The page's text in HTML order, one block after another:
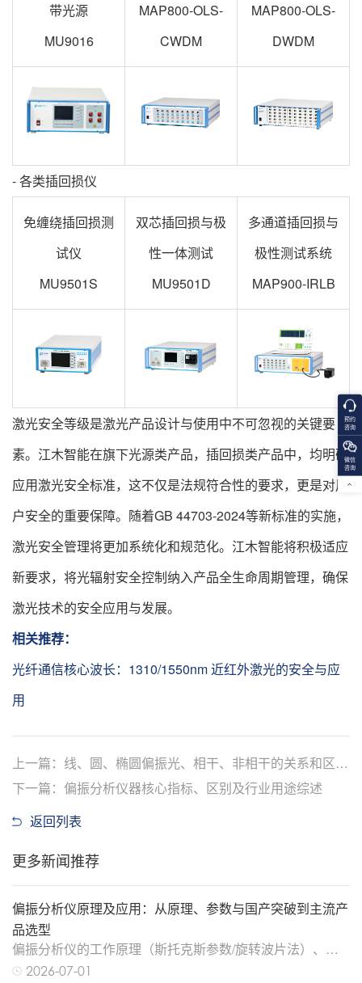
带光源
MU9016
MAP800-OLS-
CWDM
MAP800-OLS-
DWDM
- 各类插回损仪
免缠绕插回损测
试仪
MU9501S
双芯插回损与极
性一体测试
MU9501D
多通道插回损与
极性测试系统
MAP900-IRLB
激光安全等级是激光产品设计与使用中不可忽视的关键要
素。江木智能在旗下光源类产品，插回损类产品中，均明确
应用激光安全标准，这不仅是法规符合性的要求，更是对用
户安全的重要保障。随着GB 44703-2024等新标准的实施，
激光安全管理将更加系统化和规范化。江木智能将积极适应
新要求，将光辐射安全控制纳入产品全生命周期管理，确保
激光技术的安全应用与发展。
相关推荐：
光纤通信核心波长：1310/1550nm 近红外激光的安全与应
用
上一篇：线、圆、椭圆偏振光、相干、非相干的关系和区别
是什么
下一篇：偏振分析仪器核心指标、区别及行业用途综述
返回列表
更多新闻推荐
偏振分析仪原理及应用：从原理、参数与国产突破到主流产
品选型
偏振分析仪的工作原理（斯托克斯参数/旋转波片法）、核
心测量参数（SOP/DOP/PER/PDL/PMD），对比
2026-07-01
预约
咨询
微信
咨询